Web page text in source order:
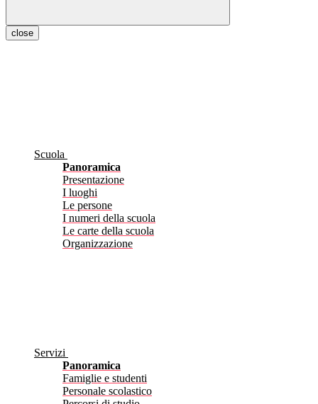
close
Scuola
Panoramica
Presentazione
I luoghi
Le persone
I numeri della scuola
Le carte della scuola
Organizzazione
Servizi
Panoramica
Famiglie e studenti
Personale scolastico